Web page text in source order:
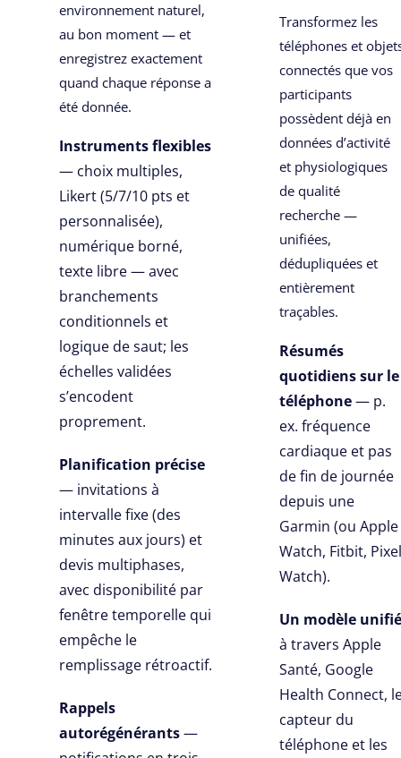
environnement naturel,
au bon moment — et
enregistrez exactement
quand chaque réponse a
été donnée.
Instruments flexibles
— choix multiples,
Likert (5/7/10 pts et
personnalisée),
numérique borné,
texte libre — avec
branchements
conditionnels et
logique de saut; les
échelles validées
s’encodent
proprement.
Planification précise
— invitations à
intervalle fixe (des
minutes aux jours) et
devis multiphases,
avec disponibilité par
fenêtre temporelle qui
empêche le
remplissage rétroactif.
Rappels
autorégénérants—
Transformez les
téléphones et
connectés que vos
participants
possèdent déjà en
données d’activité
et physiologiques
de qualité
recherche —
unifiées,
dédupliquées et
entièrement
traçables.
Résumés
quotidiens sur le
téléphone— p.
ex. fréquence
cardiaque et pas
de fin de journée
depuis une
Garmin (ou Apple
Watch, Fitbit, Pixel
Watch).
Un modèle unifié
à travers Apple
Santé, Google
Health Connect,
capteur du
téléphone et les